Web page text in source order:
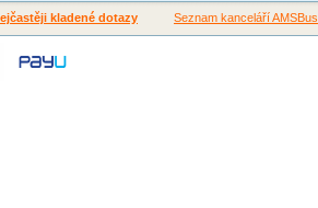
kladené dotazy Seznam kanceláří AMSBus